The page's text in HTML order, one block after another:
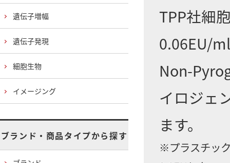
TPP社細
0.06EU/
Non-
イロジェ
ます。
※プラスチッ
遺伝子増幅
遺伝子発現
細胞生物
イメージング
ブランド・商品タイプから探す